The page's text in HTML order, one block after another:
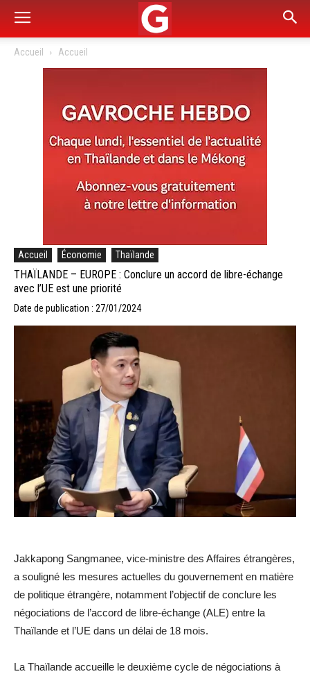
Accueil Accueil
Accueil Économie Thaïlande
THAÏLANDE – EUROPE : Conclure un accord de libre-échange
avec l’UE est une priorité
Date de publication : 27/01/2024
Jakkapong Sangmanee, vice-ministre des Affaires étrangères,
a souligné les mesures actuelles du gouvernement en matière
de politique étrangère, notamment l’objectif de conclure les
négociations de l’accord de libre-échange (ALE) entre la
Thaïlande et l’UE dans un délai de 18 mois.
La Thaïlande accueille le deuxième cycle de négociations à